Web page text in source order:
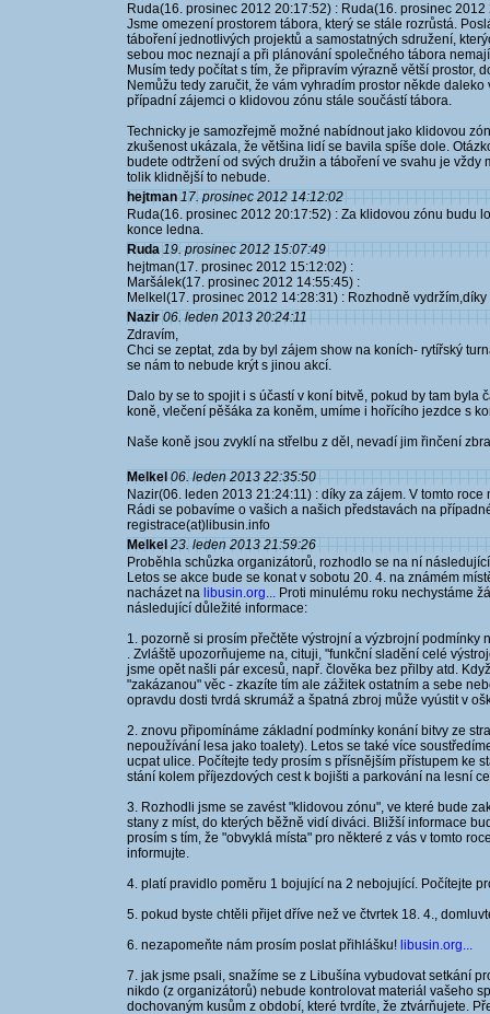
Ruda(16. prosinec 2012 20:17:52) : Ruda(16. prosinec
Jsme omezení prostorem tábora, který se stále rozrůstá.
táboření jednotlivých projektů a samostatných sdružení,
sebou moc neznají a při plánování společného tábora
Musím tedy počítat s tím, že připravím výrazně větší prostor,
Nemůžu tedy zaručit, že vám vyhradím prostor někde
případní zájemci o klidovou zónu stále součástí tábora.
Technicky je samozřejmě možné nabídnout jako klidovou
zkušenost ukázala, že většina lidí se bavila spíše dole.
budete odtržení od svých družin a táboření ve svahu je
tolik klidnější to nebude.
hejtman 17. prosinec 2012 14:12:02
Ruda(16. prosinec 2012 20:17:52) : Za klidovou zónu budu
konce ledna.
Ruda 19. prosinec 2012 15:07:49
hejtman(17. prosinec 2012 15:12:02) :
Maršálek(17. prosinec 2012 14:55:45) :
Melkel(17. prosinec 2012 14:28:31) : Rozhodně vydržím,díky
Nazir 06. leden 2013 20:24:11
Zdravím,
Chci se zeptat, zda by byl zájem show na koních- rytířský
se nám to nebude krýt s jinou akcí.
Dalo by se to spojit i s účastí v koní bitvě, pokud by tam
koně, vlečení pěšáka za koněm, umíme i hořícího jezdce s
Naše koně jsou zvyklí na střelbu z děl, nevadí jim řinčení
Melkel 06. leden 2013 22:35:50
Nazir(06. leden 2013 21:24:11) : díky za zájem. V tomto
Rádi se pobavíme o vašich a našich představách na
registrace(at)libusin.info
Melkel 23. leden 2013 21:59:26
Proběhla schůzka organizátorů, rozhodlo se na ní
Letos se akce bude se konat v sobotu 20. 4. na známém
nacházet na libusin.org... Proti minulému roku nechystáme
následující důležité informace:
1. pozorně si prosím přečtěte výstrojní a výzbrojní podmínky
. Zvláště upozorňujeme na, cituji, "funkční sladění celé
jsme opět našli pár excesů, např. člověka bez přilby atd.
"zakázanou" věc - zkazíte tím ale zážitek ostatním a sebe
opravdu dosti tvrdá skrumáž a špatná zbroj může vyústit v
2. znovu připomínáme základní podmínky konání bitvy ze
nepoužívání lesa jako toalety). Letos se také více
ucpat ulice. Počítejte tedy prosím s přísnějším přístupem ke
stání kolem příjezdových cest k bojišti a parkování na lesní
3. Rozhodli jsme se zavést "klidovou zónu", ve které bude
stany z míst, do kterých běžně vidí diváci. Bližší informace
prosím s tím, že "obvyklá místa" pro některé z vás v tomto
informujte.
4. platí pravidlo poměru 1 bojující na 2 nebojující. Počítejte
5. pokud byste chtěli přijet dříve než ve čtvrtek 18. 4.,
6. nezapomeňte nám prosím poslat přihlášku! libusin.org...
7. jak jsme psali, snažíme se z Libušína vybudovat setkání
nikdo (z organizátorů) nebude kontrolovat materiál vašeho
dochovaným kusům z období, které tvrdíte, že ztvárňujete.